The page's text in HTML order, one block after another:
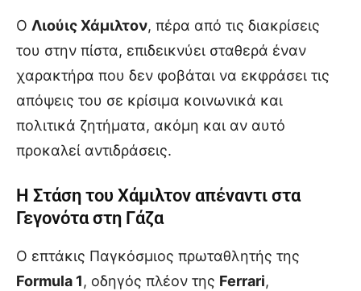
Ο Λιούις Χάμιλτον, πέρα από τις διακρίσεις
του στην πίστα, επιδεικνύει σταθερά έναν
χαρακτήρα που δεν φοβάται να εκφράσει τις
απόψεις του σε κρίσιμα κοινωνικά και
πολιτικά ζητήματα, ακόμη και αν αυτό
προκαλεί αντιδράσεις.
Η Στάση του Χάμιλτον απέναντι στα
Γεγονότα στη Γάζα
Ο επτάκις Παγκόσμιος πρωταθλητής της
Formula 1, οδηγός πλέον της Ferrari,